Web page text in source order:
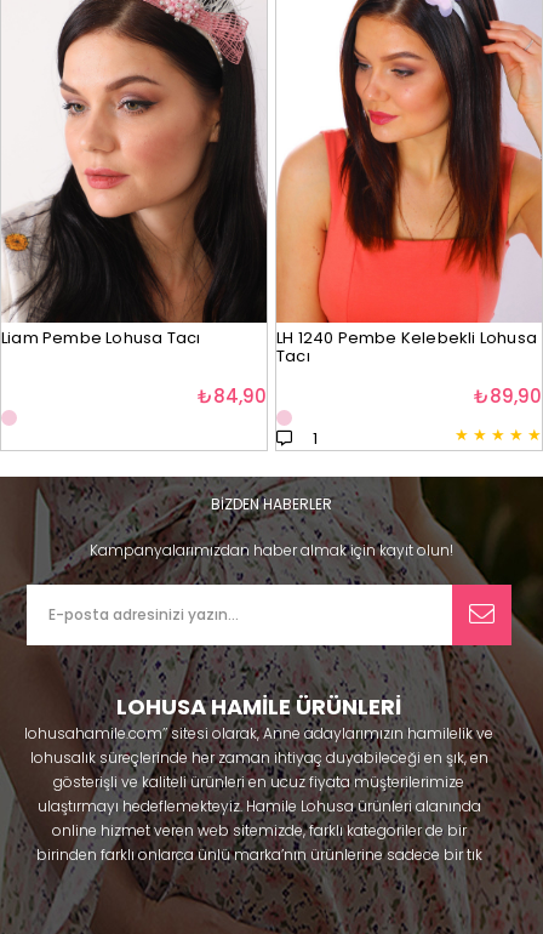
Liam Pembe Lohusa Tacı
₺84,90
LH 1240 Pembe Kelebekli Lohusa
Tacı
★ ★ ★ ★ ★
1
₺89,90
BİZDEN HABERLER
Kampanyalarımızdan haber almak için kayıt olun!
LOHUSA HAMİLE ÜRÜNLERİ
lohusahamile.com’’ sitesi olarak, Anne adaylarımızın hamilelik ve
lohusalık süreçlerinde her zaman ihtiyaç duyabileceği en şık, en
gösterişli ve kaliteli ürünleri en ucuz fiyata müşterilerimize
ulaştırmayı hedeflemekteyiz. Hamile Lohusa ürünleri alanında
online hizmet veren web sitemizde, farklı kategoriler de bir
birinden farklı onlarca ünlü marka’nın ürünlerine sadece bir tık
uzaklıkta olacaksınız. Hem hamilelik öncesi hem doğum sonrası
kullanabileceğiniz ürünler ile gebelik döneminizi huzur içinde
geçirmenize yardımcı olmaya çalışmaktayız. Annelerimizin